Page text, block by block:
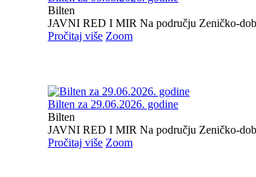
Bilten
JAVNI RED I MIR Na području Zeničko-
Pročitaj više Zoom
Bilten za 29.06.2026. godine
Bilten
JAVNI RED I MIR Na području Zeničko-
Pročitaj više Zoom